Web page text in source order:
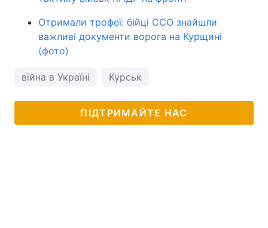
Отримали трофеї: бійці ССО знайшли
важливі документи ворога на Курщині
(фото)
війна в Україні Курськ
ПІДТРИМАЙТЕ НАС